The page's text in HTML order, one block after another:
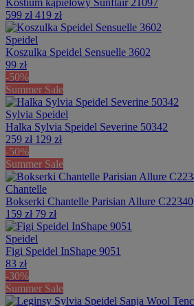
599 zł 419 zł
Speidel
Koszulka Speidel Sensuelle 3602
99 zł
-50%
Summer Sale
Sylvia Speidel
Halka Sylvia Speidel Severine 50342
259 zł 129 zł
-50%
Summer Sale
Chantelle
Bokserki Chantelle Parisian Allure C22340
159 zł 79 zł
Speidel
Figi Speidel InShape 9051
83 zł
-30%
Summer Sale